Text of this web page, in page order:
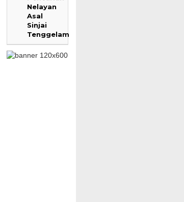
Nelayan
Asal
Sinjai
Tenggelam